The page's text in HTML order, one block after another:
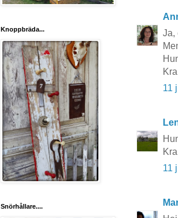
Ja,
11
11
Knoppbräda...
Snörhållare....